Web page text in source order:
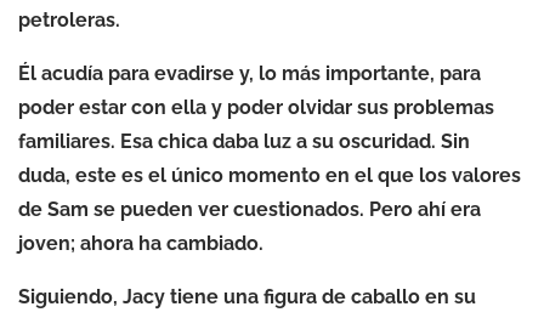
petroleras.
Él acudía para evadirse y, lo más importante, para
poder estar con ella y poder olvidar sus problemas
familiares. Esa chica daba luz a su oscuridad. Sin
duda, este es el único momento en el que los valores
de Sam se pueden ver cuestionados. Pero ahí era
joven; ahora ha cambiado.
Siguiendo, Jacy tiene una figura de caballo en su